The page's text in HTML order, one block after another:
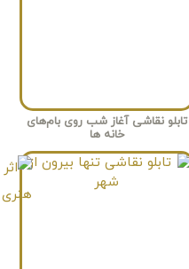
تابلو نقاشی آغاز شب روی بام‌های
خانه ها